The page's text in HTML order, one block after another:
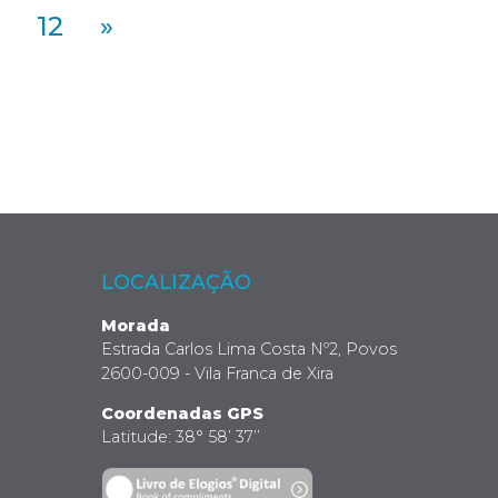
12 »
LOCALIZAÇÃO
Morada
Estrada Carlos Lima Costa Nº2, Povos
2600-009 - Vila Franca de Xira
Coordenadas GPS
Latitude: 38° 58’ 37’’